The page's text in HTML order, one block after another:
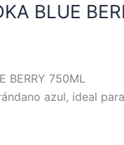
BLUE
BERRY 750ML
azul, ideal